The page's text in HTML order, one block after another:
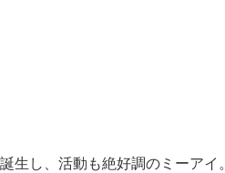
生し、活動も絶好調のミーアイ。